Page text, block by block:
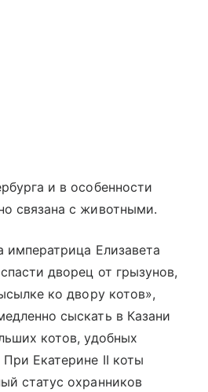
и в особенности
связана с животными.
императрица Елизавета
дворец от грызунов,
ко двору котов»,
сыскать в Казани
котов, удобных
Екатерине II коты
статус охранников